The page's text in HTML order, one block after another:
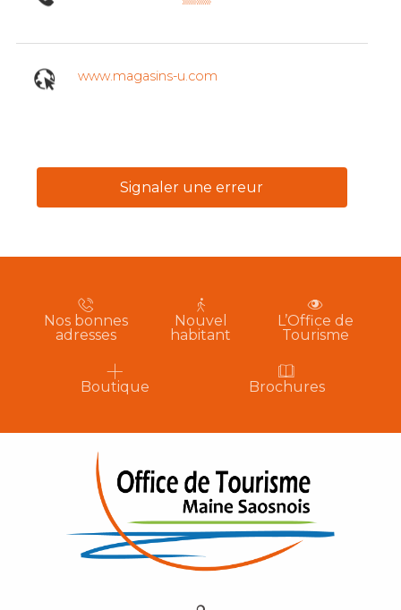
www.magasins-u.com
Signaler une erreur
Nos bonnes
adresses
Nouvel
habitant
L’Office de
Tourisme
Boutique Brochures